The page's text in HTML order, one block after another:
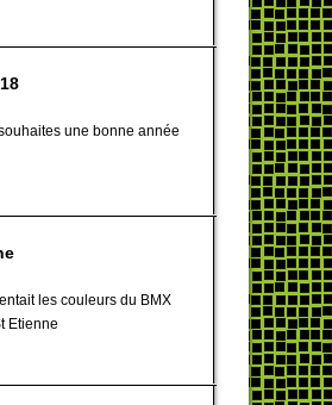
une bonne année
les couleurs du BMX
Etienne